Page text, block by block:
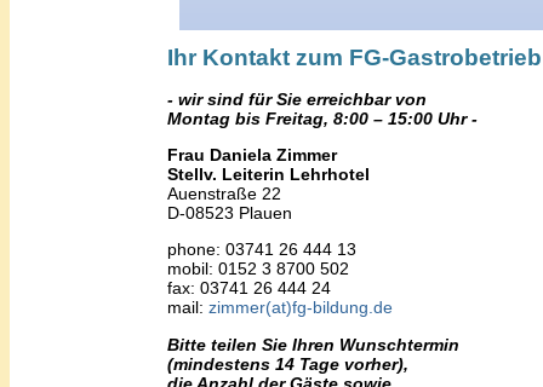
Ihr Kontakt zum FG-
- wir sind für Sie erreichbar von
Montag bis Freitag, 8:00 – 15:00 Uhr -
Frau Daniela Zimmer
Stellv. Leiterin Lehrhotel
Auenstraße 22
D-08523 Plauen
phone: 03741 26 444 13
mobil: 0152 3 8700 502
fax: 03741 26 444 24
mail: zimmer(at)fg-bildung.de
Bitte teilen Sie Ihren Wunschtermin
(mindestens 14 Tage vorher),
die Anzahl der Gäste sowie